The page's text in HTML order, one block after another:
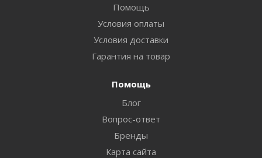
Помощь
Условия оплаты
Условия доставки
Гарантия на товар
Помощь
Блог
Вопрос-ответ
Бренды
Карта сайта